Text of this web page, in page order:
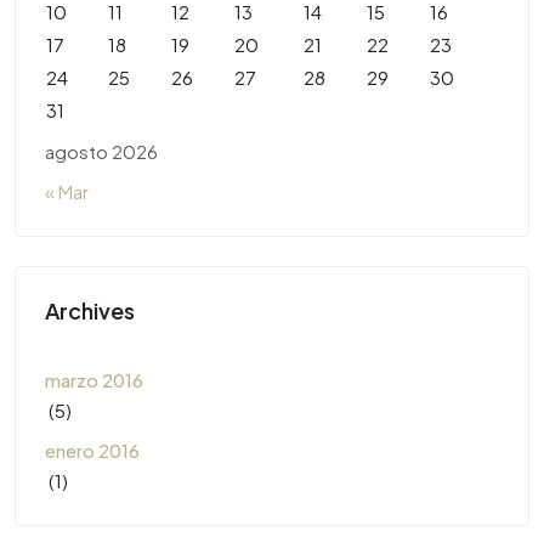
agosto 2026
10
11 12 13 14 15
16
17
18 19 20 21 22
23
24
25 26 27 28 29
30
31
« Mar
Archives
marzo 2016
(5)
enero 2016
(1)